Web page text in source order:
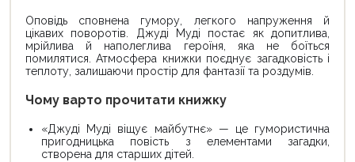
Оповідь сповнена гумору, легкого напруження й
цікавих поворотів. Джуді Муді постає як допитлива,
мрійлива й наполеглива героїня, яка не боїться
помилятися. Атмосфера книжки поєднує загадковість і
теплоту, залишаючи простір для фантазії та роздумів.
Чому варто прочитати книжку
«Джуді Муді віщує майбутнє» — це гумористична
пригодницька повість з елементами загадки,
створена для старших дітей.